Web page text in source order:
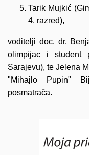
Tarik Mujkić
4. razred),
voditelji doc. dr.
olimpijac i student
Sarajevu), te Jelena
"Mihajlo Pupin"
posmatrača.